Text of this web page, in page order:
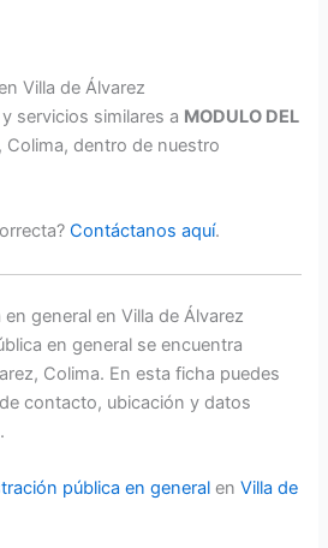
Villa de Álvarez
servicios similares a MODULO DEL
Colima, dentro de nuestro
Contáctanos aquí.
general en Villa de Álvarez
en general se encuentra
Colima. En esta ficha puedes
contacto, ubicación y datos
pública en general enVilla de